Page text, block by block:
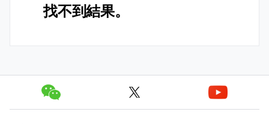
找不到結果。